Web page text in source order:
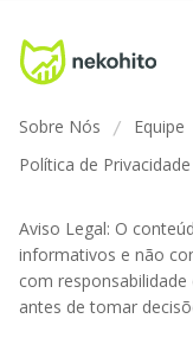
Sobre Nós / Equipe
Política de Privacidade
Aviso Legal: O
informativos e não
com
antes de tomar